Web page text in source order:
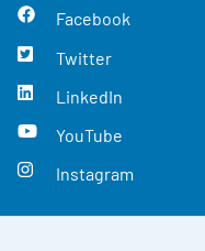
Facebook
Twitter
LinkedIn
YouTube
Instagram